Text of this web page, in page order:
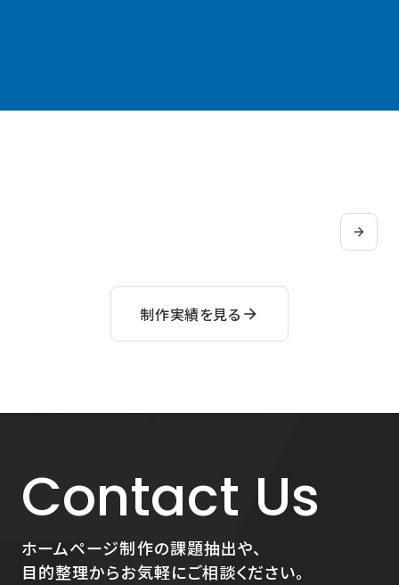
arrow_forward
制作実績を見る arrow_forward
Contact Us
ホームページ制作の課題抽出や、
目的整理からお気軽にご相談ください。